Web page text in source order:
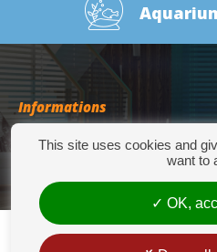
Informations
Catégories
This site uses cookies and
want to
OK,